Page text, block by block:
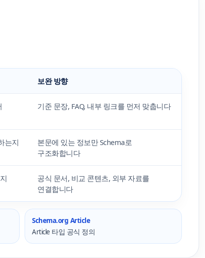
보완 방향
기준 문장, FAQ, 내부 링크를 먼저 맞춥니다
는지
본문에 있는 정보만 Schema로
구조화합니다
공식 문서, 비교 콘텐츠, 외부 자료를
연결합니다
Schema.org Article
Article 타입 공식 정의